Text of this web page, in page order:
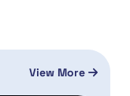
View More